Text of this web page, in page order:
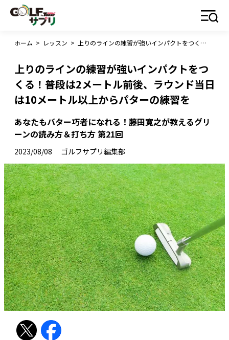
ホーム > レッスン > 上りのラインの練習が強いインパクトをつくる！普段は2メートル前後、ラウンド当日は10メートル以上からパターの練習を
上りのラインの練習が強いインパクトをつ
くる！普段は2メートル前後、ラウンド当日
は10メートル以上からパターの練習を
あなたもパター巧者になれる！藤田寛之が教えるグリ
ーンの読み方＆打ち方 第21回
2023/08/08 ゴルフサプリ編集部